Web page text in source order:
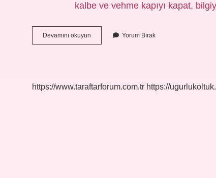
kalbe ve vehme kapıyı kapat,
Devamını okuyun
Evran
Yorum Bırak
https://www.taraftarforum.com.tr https://